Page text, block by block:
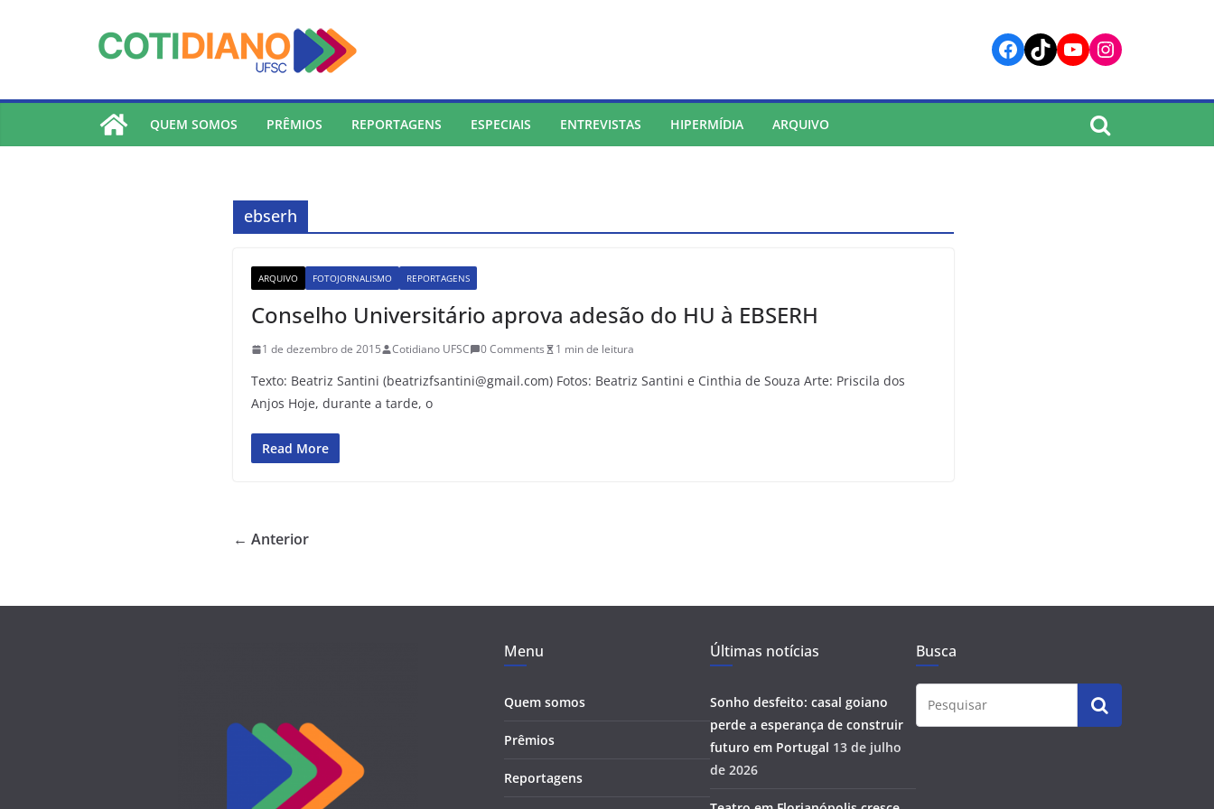
Facebook
TikTokYouTube
Instagram
QUEM SOMOS PRÊMIOS REPORTAGENS ESPECIAIS ENTREVISTAS HIPERMÍDIA ARQUIVO
ebserh
ARQUIVO FOTOJORNALISMO REPORTAGENS
Conselho Universitário aprova adesão do HU à EBSERH
1 de dezembro de 2015 Cotidiano UFSC 0 Comments 1 min de leitura
Texto: Beatriz Santini (beatrizfsantini@gmail.com) Fotos: Beatriz Santini e Cinthia de Souza Arte: Priscila dos
Anjos Hoje, durante a tarde, o
Read More
← Anterior
Menu
Quem somos
Prêmios
Reportagens
Últimas notícias
Sonho desfeito: casal goiano
perde a esperança de construir
futuro em Portugal 13 de julho
de 2026
Busca